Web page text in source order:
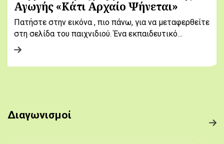
Αγωγής «Κάτι Αρχαίο Ψήνεται»
Πατήστε στην εικόνα , πιο πάνω, για να μεταφερθείτε
στη σελίδα του παιχνιδιού. Ένα εκπαιδευτικό…
Διαγωνισμοί